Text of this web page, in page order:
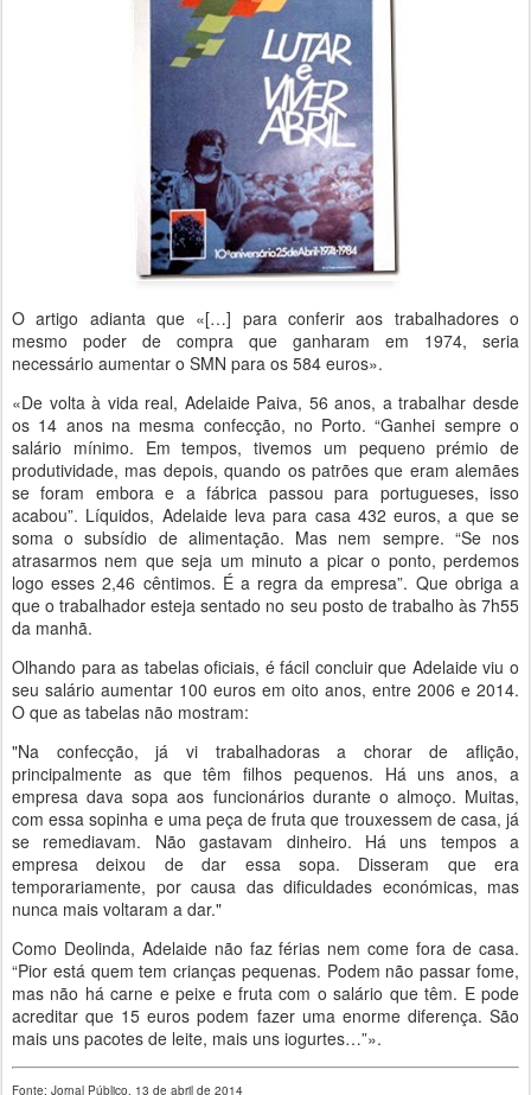
O artigo adianta que «[…] para conferir aos trabalhadores o
mesmo poder de compra que ganharam em 1974, seria
necessário aumentar o SMN para os 584 euros».
«De volta à vida real, Adelaide Paiva, 56 anos, a trabalhar desde
os 14 anos na mesma confecção, no Porto. “Ganhei sempre o
salário mínimo. Em tempos, tivemos um pequeno prémio de
produtividade, mas depois, quando os patrões que eram alemães
se foram embora e a fábrica passou para portugueses, isso
acabou”. Líquidos, Adelaide leva para casa 432 euros, a que se
soma o subsídio de alimentação. Mas nem sempre. “Se nos
atrasarmos nem que seja um minuto a picar o ponto, perdemos
logo esses 2,46 cêntimos. É a regra da empresa”. Que obriga a
que o trabalhador esteja sentado no seu posto de trabalho às 7h55
da manhã.
Olhando para as tabelas oficiais, é fácil concluir que Adelaide viu o
seu salário aumentar 100 euros em oito anos, entre 2006 e 2014.
O que as tabelas não mostram:
"Na confecção, já vi trabalhadoras a chorar de aflição,
principalmente as que têm filhos pequenos. Há uns anos, a
empresa dava sopa aos funcionários durante o almoço. Muitas,
com essa sopinha e uma peça de fruta que trouxessem de casa, já
se remediavam. Não gastavam dinheiro. Há uns tempos a
empresa deixou de dar essa sopa. Disseram que era
temporariamente, por causa das dificuldades económicas, mas
nunca mais voltaram a dar."
Como Deolinda, Adelaide não faz férias nem come fora de casa.
“Pior está quem tem crianças pequenas. Podem não passar fome,
mas não há carne e peixe e fruta com o salário que têm. E pode
acreditar que 15 euros podem fazer uma enorme diferença. São
mais uns pacotes de leite, mais uns iogurtes…”».
Fonte: Jornal Público, 13 de abril de 2014